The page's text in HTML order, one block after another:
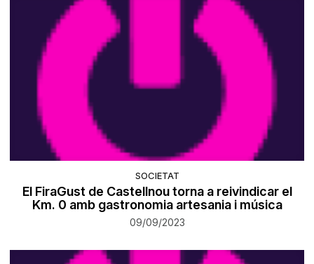
SOCIETAT
El FiraGust de Castellnou torna a reivindicar el
Km. 0 amb gastronomia artesania i música
09/09/2023